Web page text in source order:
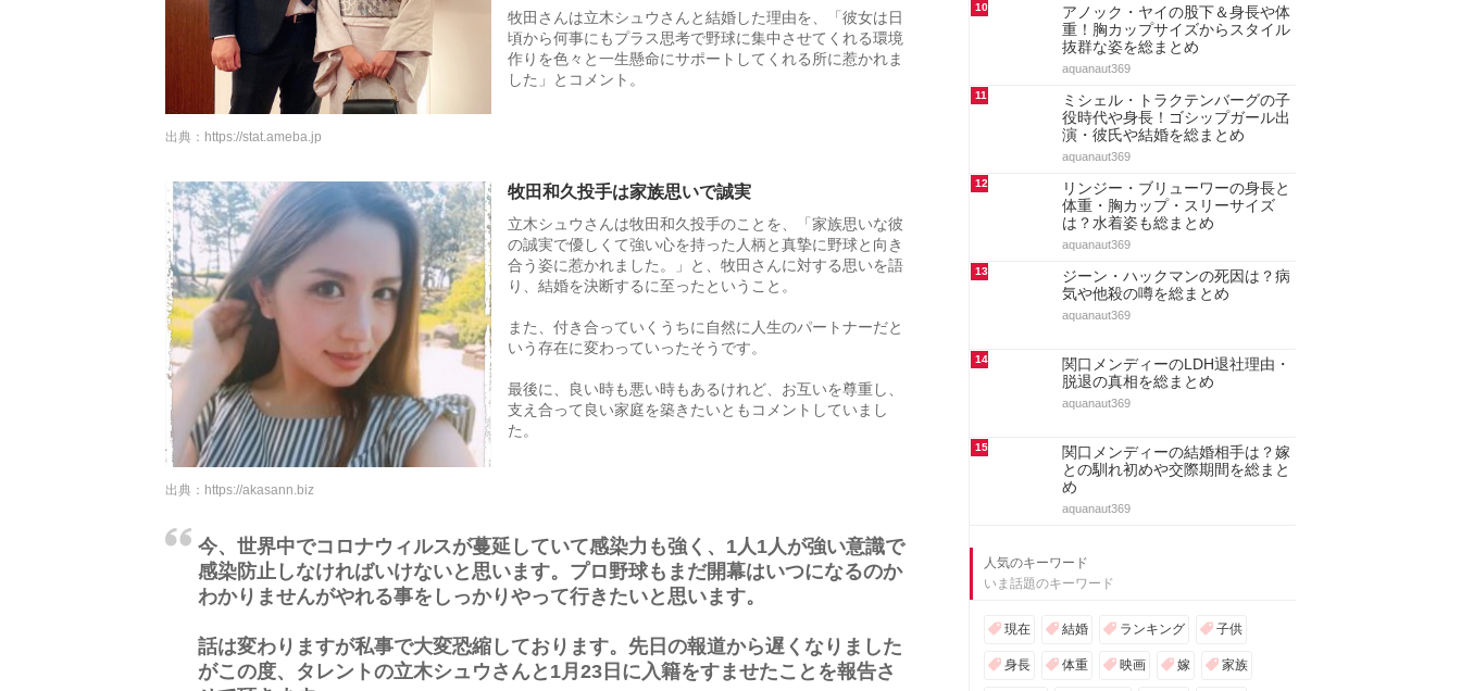
牧田さんは立木シュウさんと結婚した理由を、「彼女は日
頃から何事にもプラス思考で野球に集中させてくれる環境
作りを色々と一生懸命にサポートしてくれる所に惹かれま
した」とコメント。
出典： https://stat.ameba.jp
牧田和久投手は家族思いで誠実
立木シュウさんは牧田和久投手のことを、「家族思いな彼
の誠実で優しくて強い心を持った人柄と真摯に野球と向き
合う姿に惹かれました。」と、牧田さんに対する思いを語
り、結婚を決断するに至ったということ。
また、付き合っていくうちに自然に人生のパートナーだと
いう存在に変わっていったそうです。
最後に、良い時も悪い時もあるけれど、お互いを尊重し、
支え合って良い家庭を築きたいともコメントしていまし
た。
出典： https://akasann.biz
今、世界中でコロナウィルスが蔓延していて感染力も強く、1人1人が強い意識で
感染防止しなければいけないと思います。プロ野球もまだ開幕はいつになるのか
わかりませんがやれる事をしっかりやって行きたいと思います。
話は変わりますが私事で大変恐縮しております。先日の報道から遅くなりました
がこの度、タレントの立木シュウさんと1月23日に入籍をすませたことを報告さ
10
アノック・ヤイの股下＆身長や体
重！胸カップサイズからスタイル
抜群な姿を総まとめ
aquanaut369
11
ミシェル・トラクテンバーグの子
役時代や身長！ゴシップガール出
演・彼氏や結婚を総まとめ
aquanaut369
12
リンジー・ブリューワーの身長と
体重・胸カップ・スリーサイズ
は？水着姿も総まとめ
aquanaut369
13
ジーン・ハックマンの死因は？病
気や他殺の噂を総まとめ
aquanaut369
14
関口メンディーのLDH退社理由・
脱退の真相を総まとめ
aquanaut369
15
関口メンディーの結婚相手は？嫁
との馴れ初めや交際期間を総まと
め
aquanaut369
人気のキーワード
いま話題のキーワード
現在 結婚 ランキング 子供
身長 体重 映画 嫁 家族